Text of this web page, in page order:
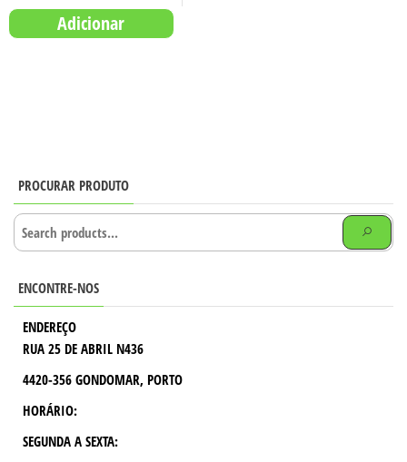
Adicionar
PROCURAR PRODUTO
ENCONTRE-NOS
ENDEREÇO
RUA 25 DE ABRIL N436
4420-356 GONDOMAR, PORTO
HORÁRIO:
SEGUNDA A SEXTA: